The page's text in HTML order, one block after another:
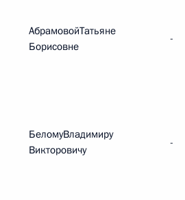
АбрамовойТатьяне
Борисовне
-
БеломуВладимиру
Викторовичу
-